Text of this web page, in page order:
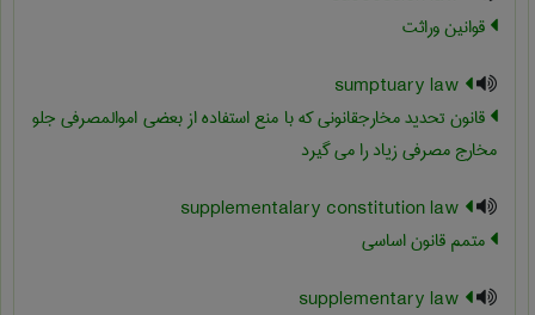
قوانین وراثت
قانون تحدید مخارجقانونی که با منع استفاده از بعضی اموالمصرفی جلو
مخارج مصرفی زیاد را می گیرد
متمم قانون اساسی